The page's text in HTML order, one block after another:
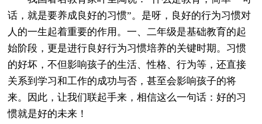
话，就是要养成良好的习惯”。是呀，良好的行为习惯对
人的一生起着重要的作用。一、二年级是基础教育的起
始阶段，更是进行良好行为习惯培养的关键时期。习惯
的好坏，不但影响孩子的生活、性格、行为等，还直接
关系到学习和工作的成功与否，甚至会影响孩子的将
来。因此，让我们联起手来，相信这么一句话：好的习
惯就是好的未来！